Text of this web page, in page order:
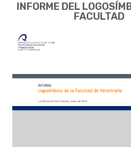
INFORME DEL
FACULTAD